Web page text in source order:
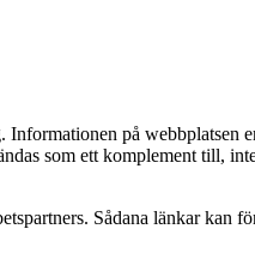
på webbplatsen
som ett komplement till,
Sådana länkar kan